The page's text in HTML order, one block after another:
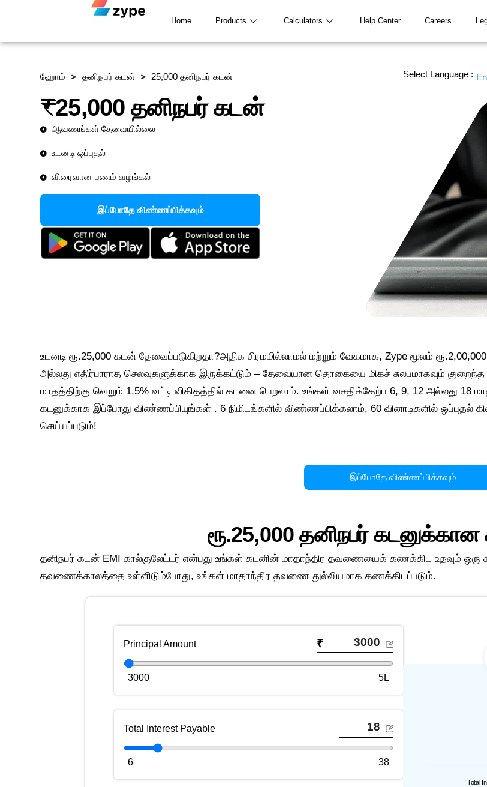
Home Products Calculators Help Center Careers
ஹோம் தனிநபர் கடன் 25,000 தனிநபர் கடன் Select Language :
₹25,000 தனிநபர் கடன்
ஆவணங்கள் தேவையில்லை
உடனடி ஒப்புதல்
விரைவான பணம் வழங்கல்
இப்போதே விண்ணப்பிக்கவும்
உடனடி ரூ.25,000 கடன் தேவைப்படுகிறதா?அதிக சிரமமில்லாமல் மற்றும் வேகமாக, Zype மூலம்
அல்லது எதிர்பாராத செலவுகளுக்காக இருக்கட்டும் – தேவையான தொகையை மிகச் சுலபமாகவும்
மாதத்திற்கு வெறும் 1.5% வட்டி விகிதத்தில் கடனை பெறலாம். உங்கள் வசதிக்கேற்ப 6, 9, 12 அல்லது 18
கடனுக்காக இப்போது விண்ணப்பியுங்கள் . 6 நிமிடங்களில் விண்ணப்பிக்கலாம், 60 வினாடிகளில்
செய்யப்படும்!
இப்போதே விண்ணப்பிக்கவும்
ரூ.25,000 தனிநபர் கடனுக்கான
தனிநபர் கடன் EMI கால்குலேட்டர் என்பது உங்கள் கடனின் மாதாந்திர தவணையைக் கணக்கிட உதவும் ஒரு
தவணைக்காலத்தை உள்ளிடும்போது, உங்கள் மாதாந்திர தவணை துல்லியமாக கணக்கிடப்படும்.
Principal Amount ₹
3000 5L
Total Interest Payable
6 38
Total